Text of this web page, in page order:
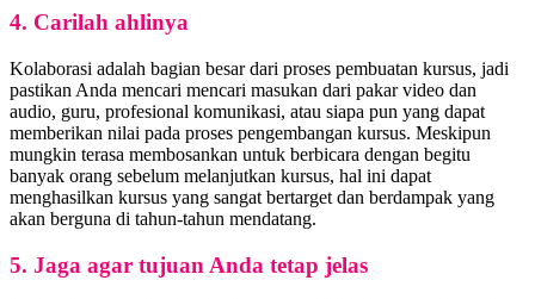
4. Carilah ahlinya
Kolaborasi adalah bagian besar dari proses pembuatan kursus, jadi
pastikan Anda mencari mencari masukan dari pakar video dan
audio, guru, profesional komunikasi, atau siapa pun yang dapat
memberikan nilai pada proses pengembangan kursus. Meskipun
mungkin terasa membosankan untuk berbicara dengan begitu
banyak orang sebelum melanjutkan kursus, hal ini dapat
menghasilkan kursus yang sangat bertarget dan berdampak yang
akan berguna di tahun-tahun mendatang.
5. Jaga agar tujuan Anda tetap jelas